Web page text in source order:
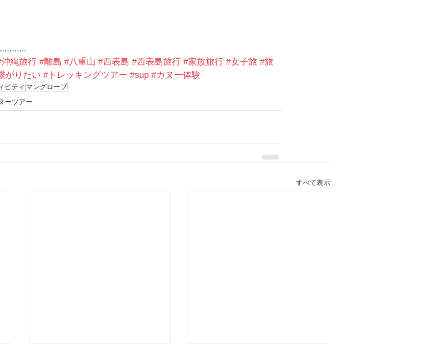
縄旅行 #離島 #八重山 #西表島 #西表島旅行 #家族旅行 #女子旅 #旅
がりたい #トレッキングツアー #sup #カヌー体験
ビティ マングローブ
ーツアー
すべて表示